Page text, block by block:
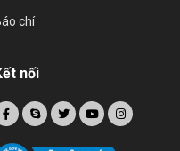
chí
nối